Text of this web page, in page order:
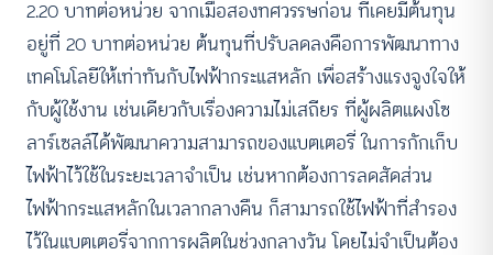
2.20 บาทต่อหน่วย จากเมื่อสองทศวรรษก่อน ที่เคยมีต้นทุน
อยู่ที่ 20 บาทต่อหน่วย ต้นทุนที่ปรับลดลงคือการพัฒนาทาง
เทคโนโลยีให้เท่าทันกับไฟฟ้ากระแสหลัก เพื่อสร้างแรงจูงใจให้
กับผู้ใช้งาน เช่นเดียวกับเรื่องความไม่เสถียร ที่ผู้ผลิตแผงโซ
ลาร์เซลล์ได้พัฒนาความสามารถของแบตเตอรี่ ในการกักเก็บ
ไฟฟ้าไว้ใช้ในระยะเวลาจำเป็น เช่นหากต้องการลดสัดส่วน
ไฟฟ้ากระแสหลักในเวลากลางคืน ก็สามารถใช้ไฟฟ้าที่สำรอง
ไว้ในแบตเตอรี่จากการผลิตในช่วงกลางวัน โดยไม่จำเป็นต้อง